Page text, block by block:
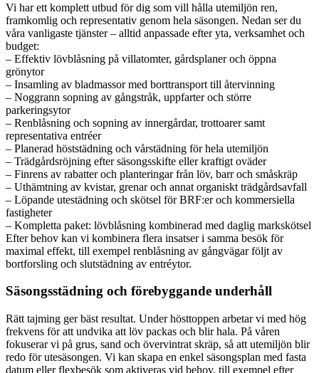
Vi har ett komplett utbud för dig som vill hålla utemiljön ren,
framkomlig och representativ genom hela säsongen. Nedan ser du
våra vanligaste tjänster – alltid anpassade efter yta, verksamhet och
budget:
– Effektiv lövblåsning på villatomter, gårdsplaner och öppna
grönytor
– Insamling av bladmassor med borttransport till återvinning
– Noggrann sopning av gångstråk, uppfarter och större
parkeringsytor
– Renblåsning och sopning av innergårdar, trottoarer samt
representativa entréer
– Planerad höststädning och vårstädning för hela utemiljön
– Trädgårdsröjning efter säsongsskifte eller kraftigt oväder
– Finrens av rabatter och planteringar från löv, barr och småskräp
– Uthämtning av kvistar, grenar och annat organiskt trädgårdsavfall
– Löpande utestädning och skötsel för BRF:er och kommersiella
fastigheter
– Kompletta paket: lövblåsning kombinerad med daglig markskötsel
Efter behov kan vi kombinera flera insatser i samma besök för
maximal effekt, till exempel renblåsning av gångvägar följt av
bortforsling och slutstädning av entréytor.
Säsongsstädning och förebyggande underhåll
Rätt tajming ger bäst resultat. Under hösttoppen arbetar vi med hög
frekvens för att undvika att löv packas och blir hala. På våren
fokuserar vi på grus, sand och övervintrat skräp, så att utemiljön blir
redo för utesäsongen. Vi kan skapa en enkel säsongsplan med fasta
datum eller flexbesök som aktiveras vid behov, till exempel efter